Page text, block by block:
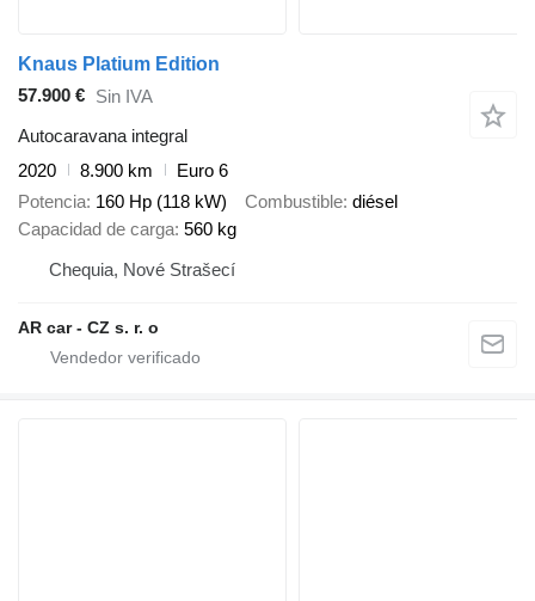
Knaus Platium Edition
57.900 € Sin IVA
Autocaravana integral
2020
8.900 km
Euro 6
Potencia 160 Hp (118 kW) Combustible diésel
Capacidad de carga 560 kg
Chequia, Nové Strašecí
AR car - CZ s. r. o